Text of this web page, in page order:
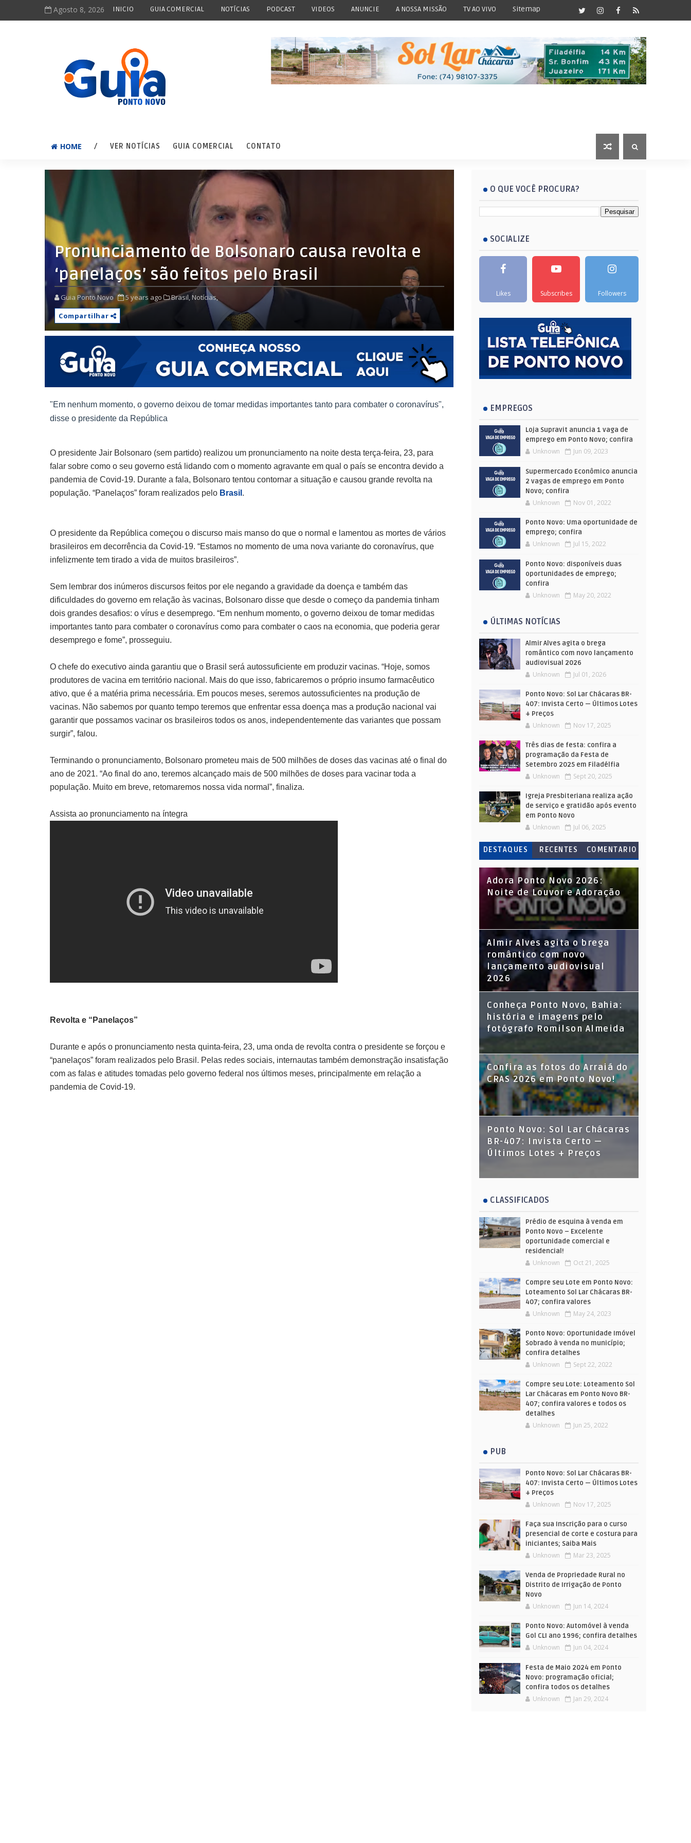
Agosto 8, 2026 INICIO GUIA COMERCIAL NOTÍCIAS PODCAST VIDEOS ANUNCIE A NOSSA MISSÃO TV AO VIVO Sitemap
HOME / VER NOTÍCIAS GUIA COMERCIAL CONTATO
Pronunciamento de Bolsonaro causa revolta e
‘panelaços’ são feitos pelo Brasil
Guia Ponto Novo 5 years ago Brasil, Notícias,
Compartilhar
"Em nenhum momento, o governo deixou de tomar medidas importantes tanto para combater o coronavírus",
disse o presidente da República
O presidente Jair Bolsonaro (sem partido) realizou um pronunciamento na noite desta terça-feira, 23, para
falar sobre como o seu governo está lidando com o momento agravante em qual o país se encontra devido a
pandemia de Covid-19. Durante a fala, Bolsonaro tentou contornar a situação e causou grande revolta na
população. “Panelaços” foram realizados pelo Brasil .
O presidente da República começou o discurso mais manso do que o normal e lamentou as mortes de vários
brasileiros em decorrência da Covid-19. “Estamos no momento de uma nova variante do coronavírus, que
infelizmente tem tirado a vida de muitos brasileiros”.
Sem lembrar dos inúmeros discursos feitos por ele negando a gravidade da doença e também das
dificuldades do governo em relação às vacinas, Bolsonaro disse que desde o começo da pandemia tinham
dois grandes desafios: o vírus e desemprego. “Em nenhum momento, o governo deixou de tomar medidas
importantes tanto para combater o coronavírus como para combater o caos na economia, que poderia gerar
desemprego e fome”, prosseguiu.
O chefe do executivo ainda garantiu que o Brasil será autossuficiente em produzir vacinas. “Hoje, somos
produtores de vacina em território nacional. Mais do que isso, fabricaremos o próprio insumo farmacêutico
ativo, que é a matéria prima necessária. Em poucos meses, seremos autossuficientes na produção de
vacinas. Não sabemos por quanto tempo teremos que enfrentar essa doença mas a produção nacional vai
garantir que possamos vacinar os brasileiros todos os anos, independentemente das variantes que possam
surgir”, falou.
Terminando o pronunciamento, Bolsonaro prometeu mais de 500 milhões de doses das vacinas até o final do
ano de 2021. “Ao final do ano, teremos alcançado mais de 500 milhões de doses para vacinar toda a
população. Muito em breve, retomaremos nossa vida normal”, finaliza.
Assista ao pronunciamento na íntegra
Revolta e “Panelaços”
Durante e após o pronunciamento nesta quinta-feira, 23, uma onda de revolta contra o presidente se forçou e
“panelaços” foram realizados pelo Brasil. Pelas redes sociais, internautas também demonstração insatisfação
com as falas e atitudes tomadas pelo governo federal nos últimos meses, principalmente em relação a
pandemia de Covid-19.
O QUE VOCÊ PROCURA?
SOCIALIZE
Likes Subscribes Followers
EMPREGOS
Loja Supravit anuncia 1 vaga de
emprego em Ponto Novo; confira
Unknown Jun 09, 2023
Supermercado Econômico anuncia
2 vagas de emprego em Ponto
Novo; confira
Unknown Nov 01, 2022
Ponto Novo: Uma oportunidade de
emprego; confira
Unknown Jul 15, 2022
Ponto Novo: disponíveis duas
oportunidades de emprego;
confira
Unknown May 20, 2022
ÚLTIMAS NOTÍCIAS
Almir Alves agita o brega
romântico com novo lançamento
audiovisual 2026
Unknown Jul 01, 2026
Ponto Novo: Sol Lar Chácaras BR-
407: Invista Certo — Últimos Lotes
+ Preços
Unknown Nov 17, 2025
Três dias de festa: confira a
programação da Festa de
Setembro 2025 em Filadélfia
Unknown Sept 20, 2025
Igreja Presbiteriana realiza ação
de serviço e gratidão após evento
em Ponto Novo
Unknown Jul 06, 2025
DESTAQUES RECENTES
COMENTARIO
S
Adora Ponto Novo 2026:
Noite de Louvor e Adoração
Almir Alves agita o brega
romântico com novo
lançamento audiovisual
2026
Conheça Ponto Novo, Bahia:
história e imagens pelo
fotógrafo Romilson Almeida
Confira as fotos do Arraiá do
CRAS 2026 em Ponto Novo!
Ponto Novo: Sol Lar Chácaras
BR-407: Invista Certo —
Últimos Lotes + Preços
CLASSIFICADOS
Prédio de esquina à venda em
Ponto Novo – Excelente
oportunidade comercial e
residencial!
Unknown Oct 21, 2025
Compre seu Lote em Ponto Novo:
Loteamento Sol Lar Chácaras BR-
407; confira valores
Unknown May 24, 2023
Ponto Novo: Oportunidade Imóvel
Sobrado à venda no município;
confira detalhes
Unknown Sept 22, 2022
Compre seu Lote: Loteamento Sol
Lar Chácaras em Ponto Novo BR-
407; confira valores e todos os
detalhes
Unknown Jun 25, 2022
PUB
Ponto Novo: Sol Lar Chácaras BR-
407: Invista Certo — Últimos Lotes
+ Preços
Unknown Nov 17, 2025
Faça sua Inscrição para o curso
presencial de corte e costura para
iniciantes; Saiba Mais
Unknown Mar 23, 2025
Venda de Propriedade Rural no
Distrito de Irrigação de Ponto
Novo
Unknown Jun 14, 2024
Ponto Novo: Automóvel à venda
Gol CLI ano 1996; confira detalhes
Unknown Jun 04, 2024
Festa de Maio 2024 em Ponto
Novo: programação oficial;
confira todos os detalhes
Unknown Jan 29, 2024